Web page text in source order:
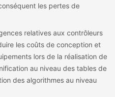
les pertes de
relatives aux contrôleurs
les coûts de conception et
lors de la réalisation de
au niveau des tables de
des algorithmes au niveau